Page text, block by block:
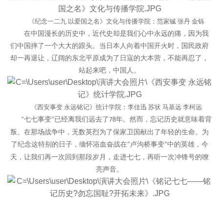
《纪念一二九 以爱国之名》文化与传播学院：范家铖 张丹 金铄
在中国漫长的历史中，近代史却是我们心中永远的痛，因为我
们中国摔了一个大大的跟头。当日本人向着中国开火时，国民政府
却一再退让，辽阔的东北平原成为了日寇的大本营，不能再忍了，
站起来吧，中国人。
《西安事变 永远铭记》统计学院：李佳迅 苏状 马基远 李柯远
“七七事变”已经离我们远去了78年。然而，忘记历史就意味着背
叛。在那场战争中，无数英烈为了保家卫国献出了年轻的生命。为
了纪念这特别的日子，缅怀浴血奋战在“ 卢沟桥事变”中的英雄，今
天，让我们再一次回到那段岁月，走进七七，再听一次冲锋号的嘹
亮声音。